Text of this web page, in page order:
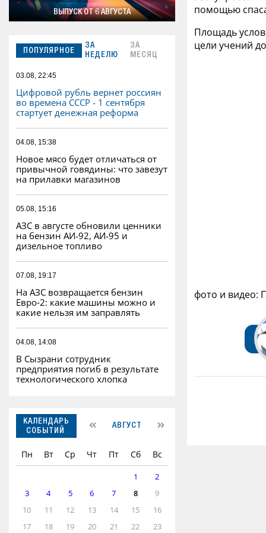
ВЫПУСК ОТ 6 АВГУСТА
ПОПУЛЯРНОЕ
ЗА
НЕДЕЛЮ
ЗА
МЕСЯЦ
03.08, 22:45
Цифровой рубль вернет россиян
во времена СССР - 1 сентября
стартует денежная реформа
04.08, 15:38
Новое мясо будет отличаться от
привычной говядины: что завезут
на прилавки магазинов
05.08, 15:16
АЗС в августе обновили ценники
на бензин АИ-92, АИ-95 и
дизельное топливо
07.08, 19:17
На АЗС возвращается бензин
Евро‑2: какие машины можно и
какие нельзя им заправлять
04.08, 14:08
В Сызрани сотрудник
предприятия погиб в результате
технологического хлопка
КАЛЕНДАРЬ
СОБЫТИЙ
АВГУСТ
Пн Вт Ср Чт Пт Сб Вс
1
2
3
4 5 6 7 8
9
10
11 12 13 14 15
16
17
18 19 20 21 22 23
помощью
Площадь
цели учений
фото и видео: